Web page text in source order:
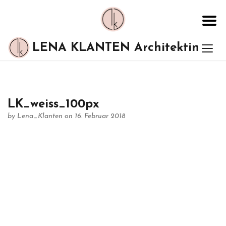
LENA KLANTEN Architektin
LK_weiss_100px
by Lena_Klanten on 16. Februar 2018